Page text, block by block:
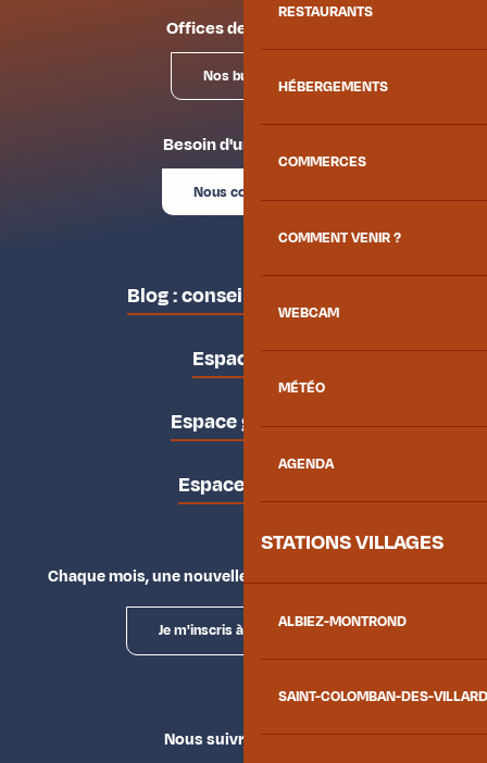
RESTAURANTS
HÉBERGEMENTS
COMMERCES
COMMENT VENIR ?
WEBCAM
MÉTÉO
AGENDA
STATIONS VILLAGES
ALBIEZ-MONTROND
SAINT-COLOMBAN-DES-
Offices de tourisme
Nos bureaux
Besoin d'un conseil ?
Nous contacter
Blog : conseils des locaux
Espace pro
Espace groupes
Espace presse
Chaque mois, une nouvelle façon d'explorer la vallée.
Je m'inscris à la newsletter
Nous suivre